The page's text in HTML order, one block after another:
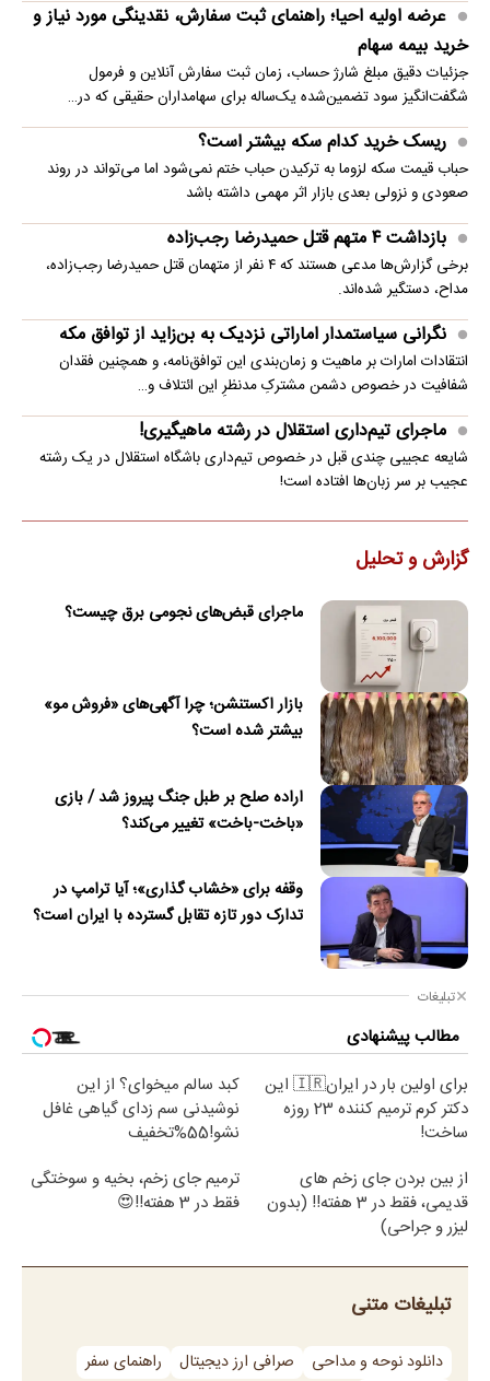
عرضه اولیه احیا؛ راهنمای ثبت سفارش، نقدینگی مورد نیاز و
خرید بیمه سهام
جزئیات دقیق مبلغ شارژ حساب، زمان ثبت سفارش آنلاین و فرمول
شگفت‌انگیز سود تضمین‌شده یک‌ساله برای سهامداران حقیقی که در…
ریسک خرید کدام سکه بیشتر است؟
حباب قیمت سکه لزوما به ترکیدن حباب ختم نمی‌شود اما می‌تواند در روند
صعودی و نزولی بعدی بازار اثر مهمی داشته باشد
بازداشت ۴ متهم قتل حمیدرضا رجب‌زاده
برخی گزارش‌ها مدعی هستند که ۴ نفر از متهمان قتل حمیدرضا رجب‌زاده،
مداح، دستگیر شده‌اند.
نگرانی سیاستمدار اماراتی نزدیک به بن‌زاید از توافق مکه
انتقادات امارات بر ماهیت و زمان‌بندی این توافق‌نامه، و همچنین فقدان
شفافیت در خصوص دشمن مشترکِ مدنظرِ این ائتلاف و…
ماجرای تیم‌داری استقلال در رشته ماهیگیری!
شایعه عجیبی چندی قبل در خصوص تیم‌داری باشگاه استقلال در یک رشته
عجیب بر سر زبان‌ها افتاده است!
گزارش و تحلیل
ماجرای قبض‌های نجومی برق چیست؟
بازار اکستنشن؛ چرا آگهی‌های «فروش مو»
بیشتر شده است؟
اراده صلح بر طبل جنگ پیروز شد / بازی
«باخت-باخت» تغییر می‌کند؟
وقفه برای «خشاب گذاری»؛ آیا ترامپ در
تدارک دور تازه تقابل گسترده با ایران است؟
تبلیغات
مطالب پیشنهادی
برای اولین بار در ایران🇮🇷 این
دکتر کرم ترمیم کننده 23 روزه
ساخت!
کبد سالم میخوای؟ از این
نوشیدنی سم زدای گیاهی غافل
نشو!55%تخفیف
از بین بردن جای زخم های
قدیمی، فقط در 3 هفته!! (بدون
لیزر و جراحی)
ترمیم جای زخم، بخیه و سوختگی
فقط در 3 هفته!!😍
تبلیغات متنی
دانلود نوحه و مداحی صرافی ارز دیجیتال
راهنمای سفر